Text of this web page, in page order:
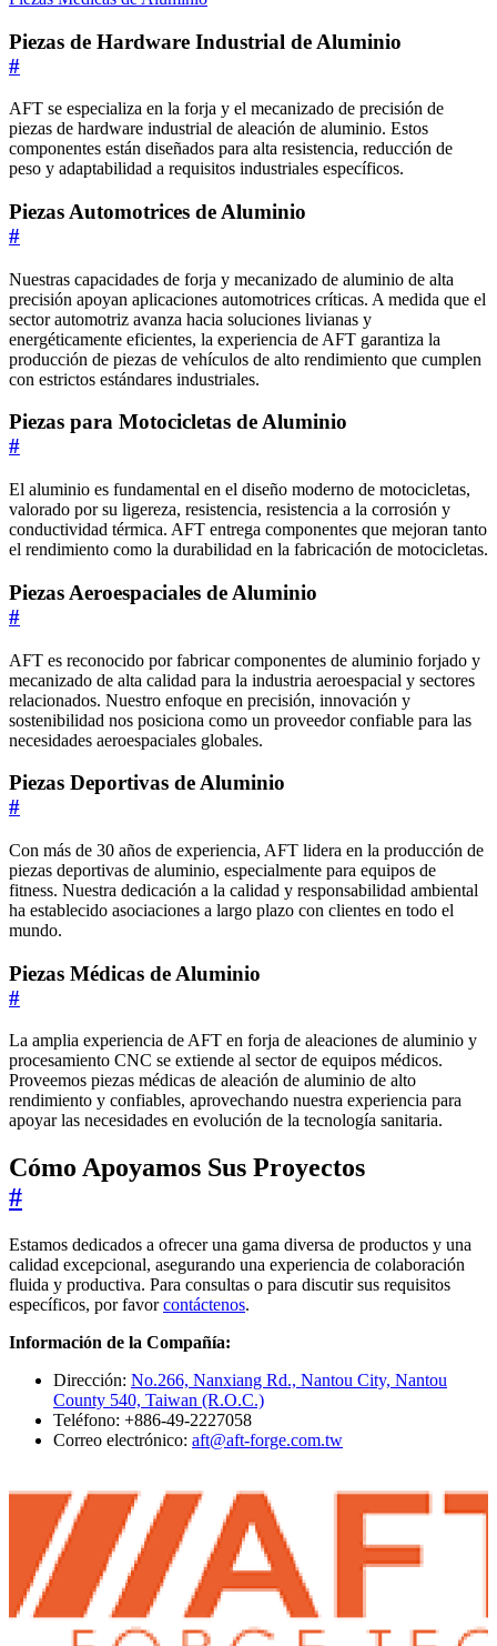
Piezas de Hardware Industrial de Aluminio
#
AFT se especializa en la forja y el mecanizado de precisión de
piezas de hardware industrial de aleación de aluminio. Estos
componentes están diseñados para alta resistencia, reducción de
peso y adaptabilidad a requisitos industriales específicos.
Piezas Automotrices de Aluminio
#
Nuestras capacidades de forja y mecanizado de aluminio de alta
precisión apoyan aplicaciones automotrices críticas. A medida que el
sector automotriz avanza hacia soluciones livianas y
energéticamente eficientes, la experiencia de AFT garantiza la
producción de piezas de vehículos de alto rendimiento que cumplen
con estrictos estándares industriales.
Piezas para Motocicletas de Aluminio
#
El aluminio es fundamental en el diseño moderno de motocicletas,
valorado por su ligereza, resistencia, resistencia a la corrosión y
conductividad térmica. AFT entrega componentes que mejoran tanto
el rendimiento como la durabilidad en la fabricación de motocicletas.
Piezas Aeroespaciales de Aluminio
#
AFT es reconocido por fabricar componentes de aluminio forjado y
mecanizado de alta calidad para la industria aeroespacial y sectores
relacionados. Nuestro enfoque en precisión, innovación y
sostenibilidad nos posiciona como un proveedor confiable para las
necesidades aeroespaciales globales.
Piezas Deportivas de Aluminio
#
Con más de 30 años de experiencia, AFT lidera en la producción de
piezas deportivas de aluminio, especialmente para equipos de
fitness. Nuestra dedicación a la calidad y responsabilidad ambiental
ha establecido asociaciones a largo plazo con clientes en todo el
mundo.
Piezas Médicas de Aluminio
#
La amplia experiencia de AFT en forja de aleaciones de aluminio y
procesamiento CNC se extiende al sector de equipos médicos.
Proveemos piezas médicas de aleación de aluminio de alto
rendimiento y confiables, aprovechando nuestra experiencia para
apoyar las necesidades en evolución de la tecnología sanitaria.
Cómo Apoyamos Sus Proyectos
#
Estamos dedicados a ofrecer una gama diversa de productos y una
calidad excepcional, asegurando una experiencia de colaboración
fluida y productiva. Para consultas o para discutir sus requisitos
específicos, por favorcontáctenos.
Información de la Compañía:
Dirección: No.266, Nanxiang Rd., Nantou City, Nantou
County 540, Taiwan (R.O.C.)
Teléfono: +886-49-2227058
Correo electrónico: aft@aft-forge.com.tw